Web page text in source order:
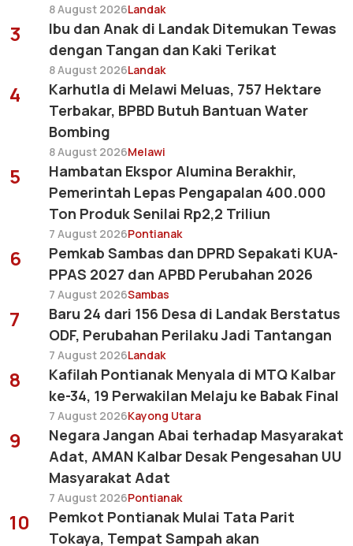
8 August 2026Landak
3
Ibu dan Anak di Landak Ditemukan Tewas
dengan Tangan dan Kaki Terikat
8 August 2026Landak
4
Karhutla di Melawi Meluas, 757 Hektare
Terbakar, BPBD Butuh Bantuan Water
Bombing
8 August 2026Melawi
5
Hambatan Ekspor Alumina Berakhir,
Pemerintah Lepas Pengapalan 400.000
Ton Produk Senilai Rp2,2 Triliun
7 August 2026Pontianak
6
Pemkab Sambas dan DPRD Sepakati KUA-
PPAS 2027 dan APBD Perubahan 2026
7 August 2026Sambas
7
Baru 24 dari 156 Desa di Landak Berstatus
ODF, Perubahan Perilaku Jadi Tantangan
7 August 2026Landak
8
Kafilah Pontianak Menyala di MTQ Kalbar
ke-34, 19 Perwakilan Melaju ke Babak Final
7 August 2026Kayong Utara
9
Negara Jangan Abai terhadap Masyarakat
Adat, AMAN Kalbar Desak Pengesahan UU
Masyarakat Adat
7 August 2026Pontianak
10
Pemkot Pontianak Mulai Tata Parit
Tokaya, Tempat Sampah akan